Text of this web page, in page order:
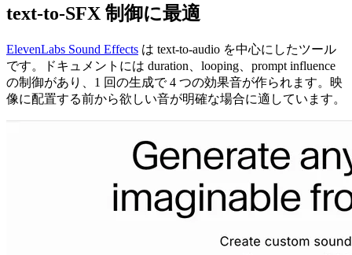
text-to-SFX 制御に最適
ElevenLabs Sound Effects は text-to-audio を中心にしたツール
です。ドキュメントには duration、looping、prompt influence
の制御があり、1 回の生成で 4 つの効果音が作られます。映
像に配置する前から欲しい音が明確な場合に適しています。